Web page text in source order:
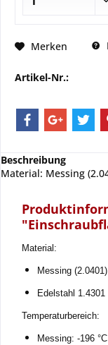
Merken
Artikel-Nr.:
Beschreibung
Material: Messing
Material:
Messing
Edelstahl 1.4301
Temperaturbereich:
Messing: -196